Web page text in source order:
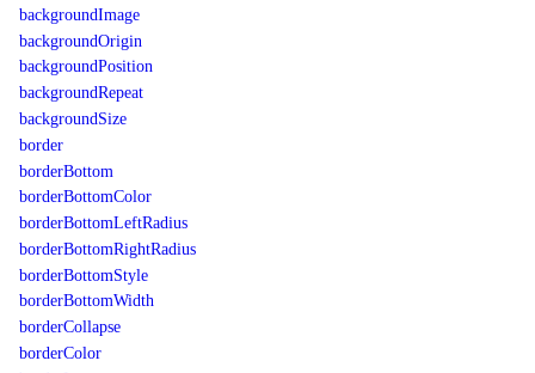
backgroundImage
backgroundOrigin
backgroundPosition
backgroundRepeat
backgroundSize
border
borderBottom
borderBottomColor
borderBottomLeftRadius
borderBottomRightRadius
borderBottomStyle
borderBottomWidth
borderCollapse
borderColor